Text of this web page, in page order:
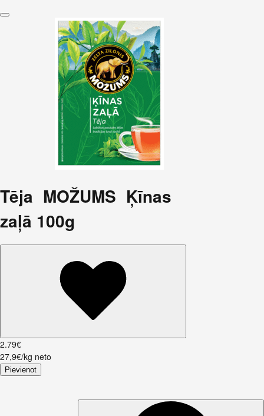
Tēja MOŽUMS Ķīnas
zaļā 100g
2.79€
27,9€/kg neto
Pievienot